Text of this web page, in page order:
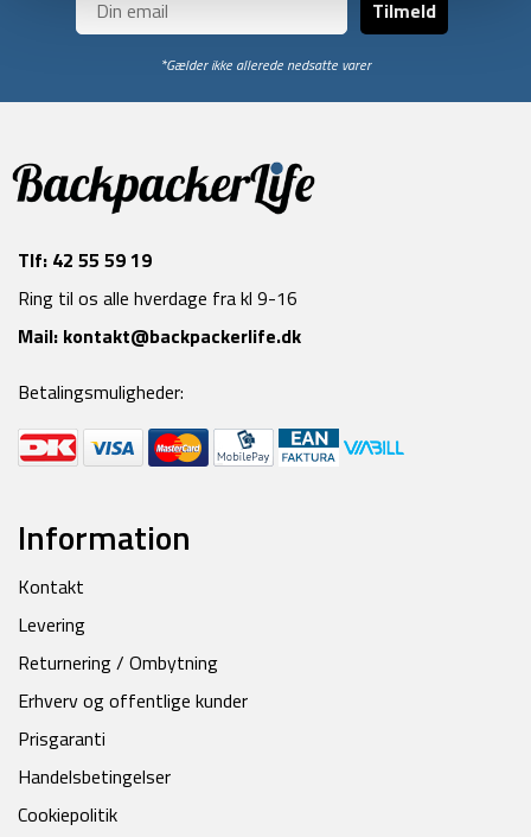
Tilmeld
*Gælder ikke allerede nedsatte varer
Tlf: 42 55 59 19
Ring til os alle hverdage fra kl 9-16
Mail: kontakt@backpackerlife.dk
Betalingsmuligheder:
Information
Kontakt
Levering
Returnering / Ombytning
Erhverv og offentlige kunder
Prisgaranti
Handelsbetingelser
Cookiepolitik